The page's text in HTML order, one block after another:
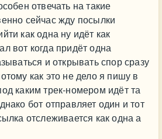
отвечать на такие
сейчас жду посылки
как одна ну идёт как
вот когда придёт одна
и открывать спор сразу
как это не дело я пишу в
каким трек-номером идёт та
бот отправляет один и тот
отслеживается как одна а